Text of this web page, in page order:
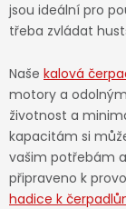
Dětská
jsou ideální pro
třeba zvládat
Naše kalová
motory a
životnost a
kapacitám si
vašim potřebám
připraveno k
hadice k